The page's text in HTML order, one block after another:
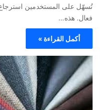
تُسهّل على المستخدمين
فعال. هذه…
أكمل القراءة »